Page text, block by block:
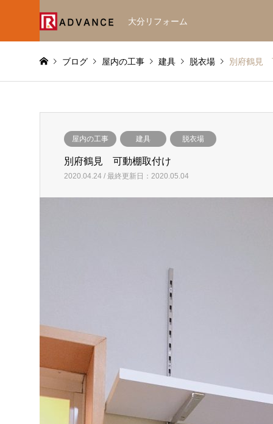
大分リフォーム
ブログ 屋内の工事 建具 脱衣場 別府鶴見
屋内の工事 建具 脱衣場
別府鶴見 可動棚取付け
2020.04.24 / 最終更新日：2020.05.04